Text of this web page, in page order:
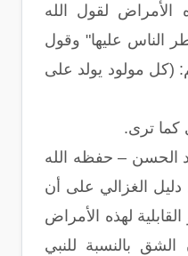
الأمراض لقول الله
الناس عليها" وقول
(كل مولود يولد على
كما ترى.
الحسن – حفظه الله
الغزالي على أن
لهذه الأمراض
الشق بالنسبة للنبي